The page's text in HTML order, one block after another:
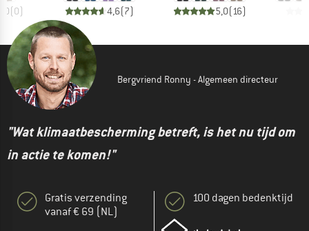
(0) 4,6(7) 5,0(16)
Bergvriend Ronny - Algemeen directeur
"Wat klimaatbescherming betreft, is het nu tijd om
in actie te komen!"
Gratis verzending
vanaf € 69 (NL)
100 dagen bedenktijd